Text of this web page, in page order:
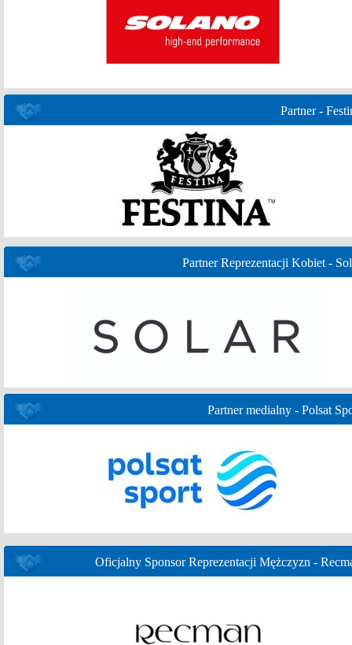
Partner -
Partner Reprezentacji Kobiet -
Partner medialny - Polsat
Oficjalny Sponsor Reprezentacji Mężczyzn -